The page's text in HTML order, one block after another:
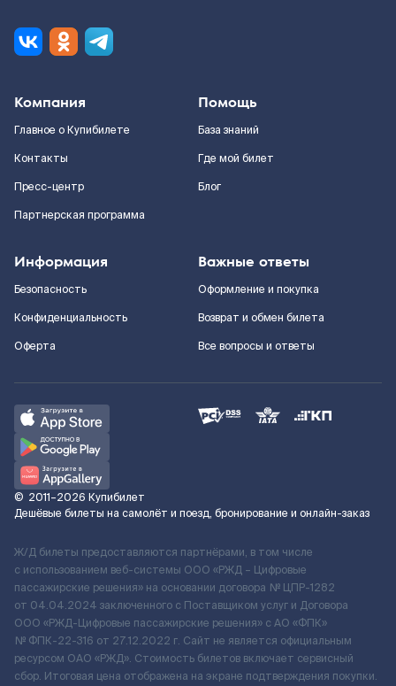
Компания
Главное о Купибилете
Контакты
Пресс-центр
Партнерская программа
Помощь
База знаний
Где мой билет
Блог
Информация
Безопасность
Конфиденциальность
Оферта
Важные ответы
Оформление и покупка
Возврат и обмен билета
Все вопросы и ответы
© 2011–2026 Купибилет
Дешёвые билеты на самолёт и поезд, бронирование и онлайн-заказ
Ж/Д билеты предоставляются партнёрами, в том числе
с использованием веб-системы ООО «РЖД – Цифровые
пассажирские решения» на основании договора № ЦПР-1282
от 04.04.2024 заключенного с Поставщиком услуг и Договора
ООО «РЖД-Цифровые пассажирские решения» c АО «ФПК»
№ ФПК-22-316 от 27.12.2022 г. Сайт не является официальным
ресурсом ОАО «РЖД». Стоимость билетов включает сервисный
сбор. Итоговая цена отображена на экране подтверждения покупки.